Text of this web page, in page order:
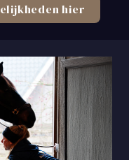
hier